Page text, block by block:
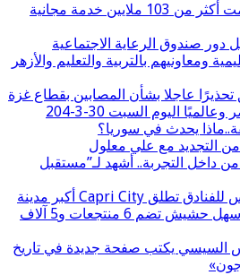
«100 يوم صحة» قدمت أكثر من 103 ملايين خدمة مجانية
دور صندوق الرعاية الاجتماعية
ومعاونيهم بالتربية والتعليم والأزهر
تحذيرًا عاجلا بشأن المصابين بقطاع غزة
اليوم السبت 30-3-204
يحدث في سوريا؟
التجديد مع علي معلول
داخل التجربة.. أشهد لـ”مستقبل
مجموعة بيك الباتروس للفنادق تطلق Capri City أكبر مدينة
سياحية متكاملة في سهل حشيش تضم 6 منتجعات و5 آلاف
السيسي يكتب صفحة جديدة في تاريخ